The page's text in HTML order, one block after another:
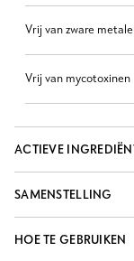
Vrij van zware
Vrij van mycotoxinen
ACTIEVE
SAMENSTELLING
HOE TE GEBRUIKEN